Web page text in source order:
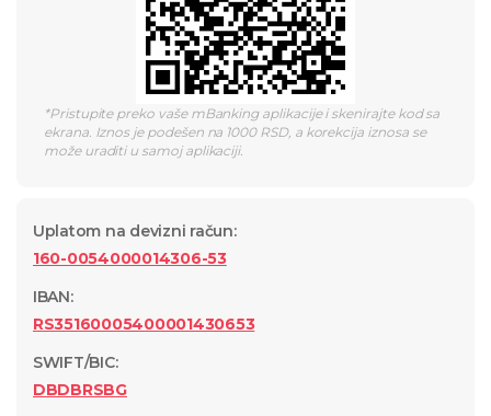
*Pristupite preko vaše mBanking aplikacije i skenirajte kod sa
ekrana. Iznos je podešen na 1000 RSD, a korekcija iznosa se
može uraditi u samoj aplikaciji.
Uplatom na devizni račun:
160-0054000014306-53
IBAN:
RS35160005400001430653
SWIFT/BIC:
DBDBRSBG